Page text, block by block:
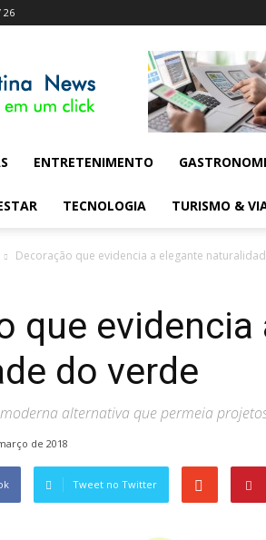
26
ENTRETENIMENTO
TECNOLOGIA TURISMO &
Decoração que evidencia a elegante
que
do verde
alternativa que permeia
de 2018
Tweet no Twitter